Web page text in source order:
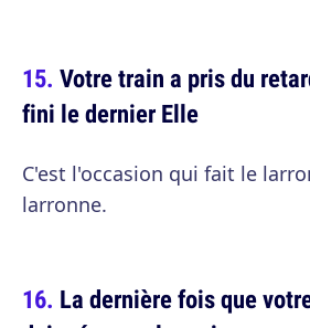
Votre train a pris du
fini le dernier Elle
C'est l'occasion qui fait le
larronne.
La dernière fois que